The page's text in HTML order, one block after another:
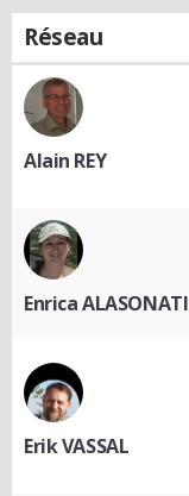
Réseau
Alain REY
Enrica ALASONATI
Erik VASSAL